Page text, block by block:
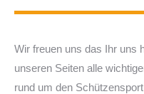
Wir freuen uns das Ihr uns
unseren Seiten alle
rund um den